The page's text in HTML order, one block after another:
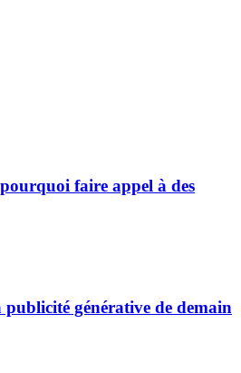
faire appel à des
générative de demain